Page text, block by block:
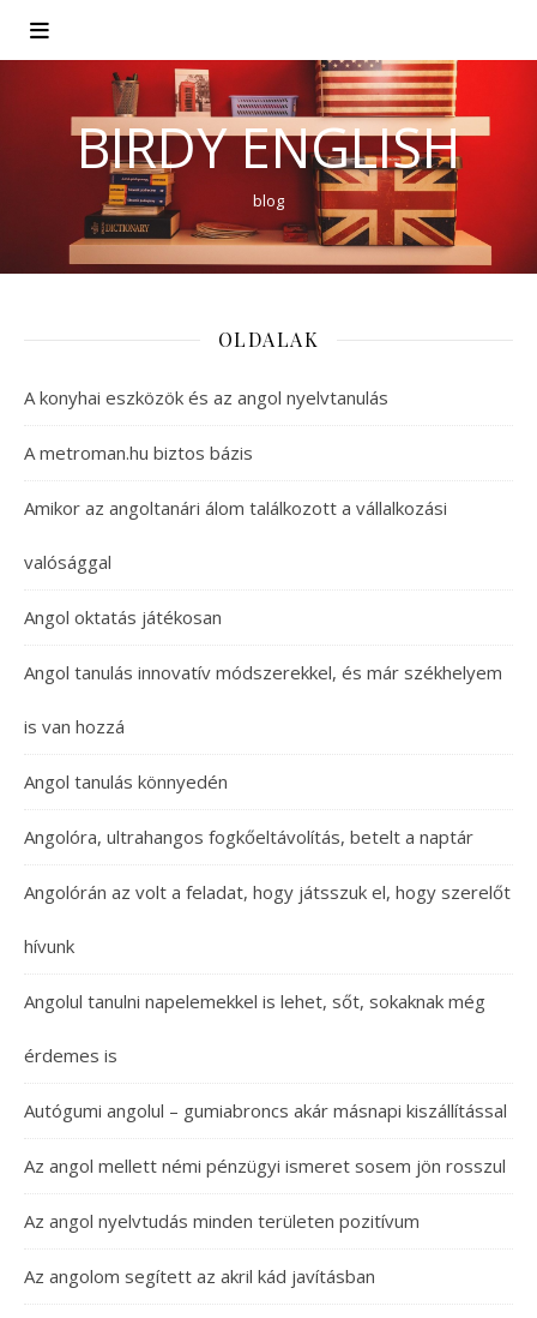
BIRDY ENGLISH
blog
OLDALAK
A konyhai eszközök és az angol nyelvtanulás
A metroman.hu biztos bázis
Amikor az angoltanári álom találkozott a vállalkozási
valósággal
Angol oktatás játékosan
Angol tanulás innovatív módszerekkel, és már székhelyem
is van hozzá
Angol tanulás könnyedén
Angolóra, ultrahangos fogkőeltávolítás, betelt a naptár
Angolórán az volt a feladat, hogy játsszuk el, hogy szerelőt
hívunk
Angolul tanulni napelemekkel is lehet, sőt, sokaknak még
érdemes is
Autógumi angolul – gumiabroncs akár másnapi kiszállítással
Az angol mellett némi pénzügyi ismeret sosem jön rosszul
Az angol nyelvtudás minden területen pozitívum
Az angolom segített az akril kád javításban